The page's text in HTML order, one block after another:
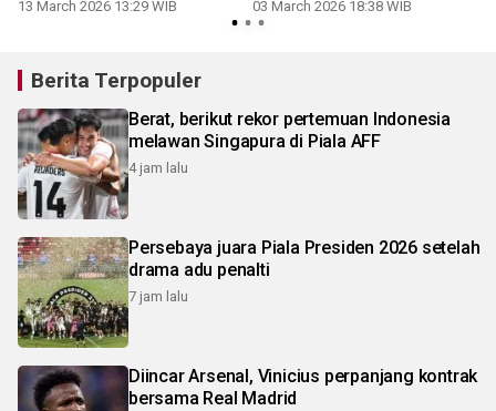
13 March 2026 13:29 WIB 03 March 2026 18:38 WIB
Berita Terpopuler
Berat, berikut rekor pertemuan Indonesia
melawan Singapura di Piala AFF
4 jam lalu
Persebaya juara Piala Presiden 2026 setelah
drama adu penalti
7 jam lalu
Diincar Arsenal, Vinicius perpanjang kontrak
bersama Real Madrid